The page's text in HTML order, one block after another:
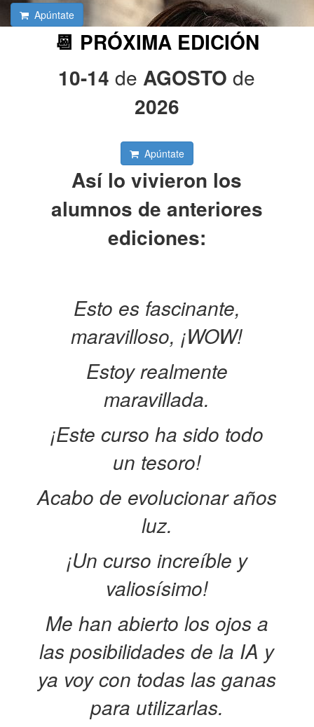
Apúntate
📆 PRÓXIMA EDICIÓN
10-14de AGOSTOde
2026
Apúntate
Así lo vivieron los
alumnos de anteriores
ediciones:
Esto es fascinante,
maravilloso, ¡WOW!
Estoy realmente
maravillada.
¡Este curso ha sido todo
un tesoro!
Acabo de evolucionar años
luz.
¡Un curso increíble y
valiosísimo!
Me han abierto los ojos a
las posibilidades de la IA y
ya voy con todas las ganas
para utilizarlas.